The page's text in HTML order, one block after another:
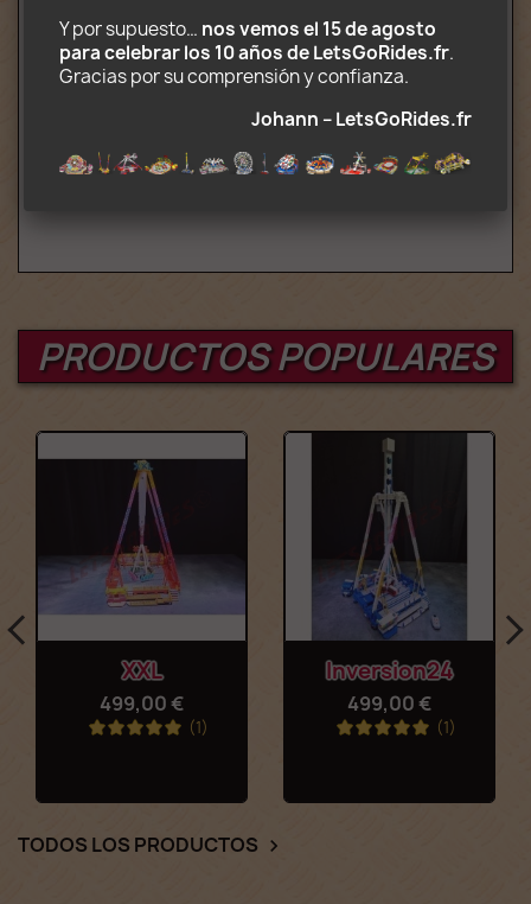
Opcional (Kit motorizado completo):
2 Motores y caja de pilas
Mando a distancia de 8 velocidades y
receptor infrarrojo compatibles con Lego
Edad: 16+
PRODUCTOS POPULARES
XXL
499,00 €
(1)
Inversion24
499,00 €
(1)
TODOS LOS PRODUCTOS 
Y por supuesto… nos vemos el 15 de agosto
para celebrar los 10 años de LetsGoRides.fr.
Gracias por su comprensión y confianza.
Johann – LetsGoRides.fr